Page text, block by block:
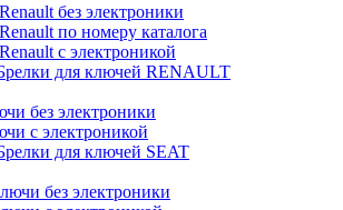
без электроники
по номеру каталога
с электроникой
для ключей RENAULT
без электроники
с электроникой
для ключей SEAT
без электроники